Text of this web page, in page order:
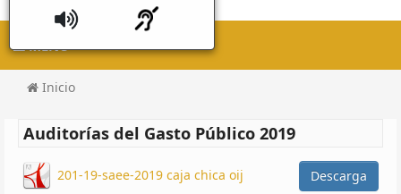
MENU
Inicio
Auditorías del Gasto Público 2019
201-19-saee-2019 caja chica oij Descarga